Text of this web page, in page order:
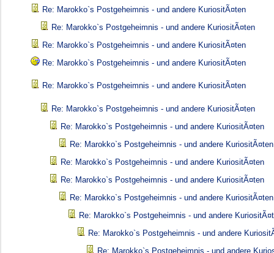
Re: Marokko`s Postgeheimnis - und andere KuriositÃ¤ten
Re: Marokko`s Postgeheimnis - und andere KuriositÃ¤ten
Re: Marokko`s Postgeheimnis - und andere KuriositÃ¤ten
Re: Marokko`s Postgeheimnis - und andere KuriositÃ¤ten
Re: Marokko`s Postgeheimnis - und andere KuriositÃ¤ten
Re: Marokko`s Postgeheimnis - und andere KuriositÃ¤ten
Re: Marokko`s Postgeheimnis - und andere KuriositÃ¤ten
Re: Marokko`s Postgeheimnis - und andere KuriositÃ¤ten
Re: Marokko`s Postgeheimnis - und andere KuriositÃ¤ten
Re: Marokko`s Postgeheimnis - und andere KuriositÃ¤ten
Re: Marokko`s Postgeheimnis - und andere KuriositÃ¤ten
Re: Marokko`s Postgeheimnis - und andere
Re: Marokko`s Postgeheimnis - und andere
Re: Marokko`s Postgeheimnis - und andere